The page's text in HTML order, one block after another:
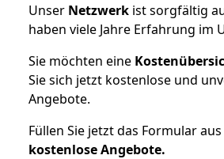
Unser Netzwerk ist sorgfältig
haben viele Jahre Erfahrung im
Sie möchten eine
Sie sich jetzt kostenlose und
Angebote.
Füllen Sie jetzt das Formular
kostenloseAngebote.